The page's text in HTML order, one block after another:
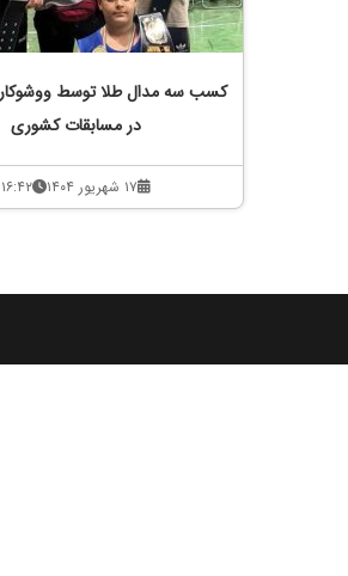
کسب سه مدال طلا توسط
در مسابقات کشوری
۱۷ شهریور ۱۴۰۴ ۱۶:۴۲